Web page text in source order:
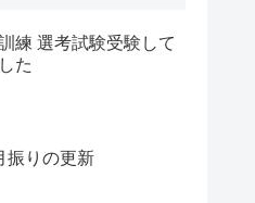
練 選考試験受験して
た
振りの更新